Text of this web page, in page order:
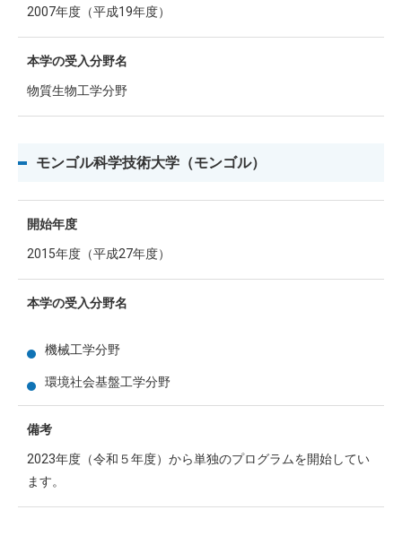
2007年度（平成19年度）
本学の受入分野名
物質生物工学分野
モンゴル科学技術大学（モンゴル）
開始年度
2015年度（平成27年度）
本学の受入分野名
機械工学分野
環境社会基盤工学分野
備考
2023年度（令和５年度）から単独のプログラムを開始してい
ます。